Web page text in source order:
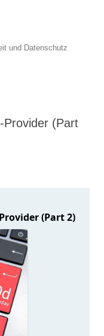
und Datenschutz
Provider (Part